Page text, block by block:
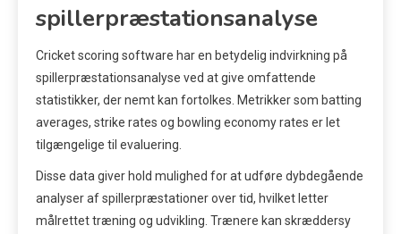
spillerpræstationsanalyse
Cricket scoring software har en betydelig indvirkning på
spillerpræstationsanalyse ved at give omfattende
statistikker, der nemt kan fortolkes. Metrikker som batting
averages, strike rates og bowling economy rates er let
tilgængelige til evaluering.
Disse data giver hold mulighed for at udføre dybdegående
analyser af spillerpræstationer over tid, hvilket letter
målrettet træning og udvikling. Trænere kan skræddersy